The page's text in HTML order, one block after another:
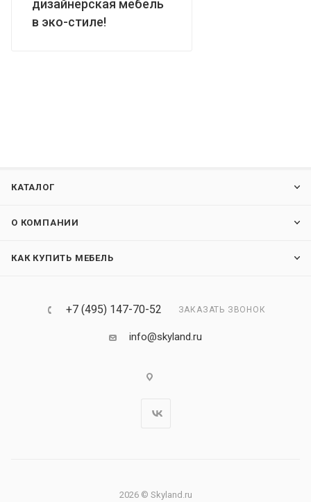
дизайнерская мебель
в эко-стиле!
КАТАЛОГ
О КОМПАНИИ
КАК КУПИТЬ МЕБЕЛЬ
+7 (495) 147-70-52 ЗАКАЗАТЬ ЗВОНОК
info@skyland.ru
2026 © Skyland.ru